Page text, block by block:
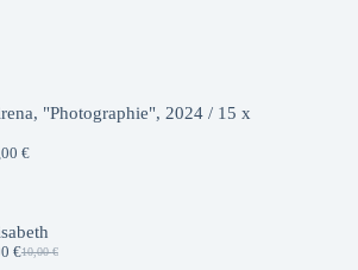
"Photographie", 2024 / 15 x
€
10,00€
Le
€Le